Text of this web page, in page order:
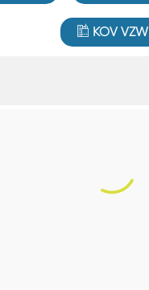
KOV VZW